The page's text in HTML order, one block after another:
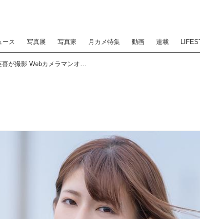
ース 写真展 写真家 月カメ特集 動画 連載
ポートレートPhotographer 河野英喜が撮影 Webカメラマンオリジナルコンテンツ『発掘！アイドル図鑑』 FILE No.027 葉月美優 4/4